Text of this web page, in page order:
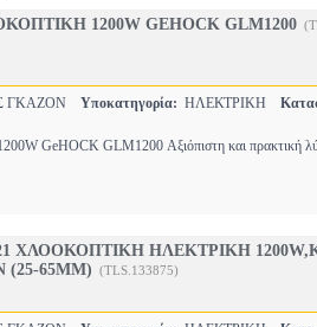
1200W GEHOCK GLM1200
ΓΚΑΖΟΝ Υποκατηγορία: ΗΛΕΚΤΡΙΚΗ
GeHOCK GLM1200 Αξιόπιστη και πρακτική
ΧΛΟΟΚΟΠΤΙΚΗ ΗΛΕΚΤΡΙΚΗ
65MM) (TLS.133875)